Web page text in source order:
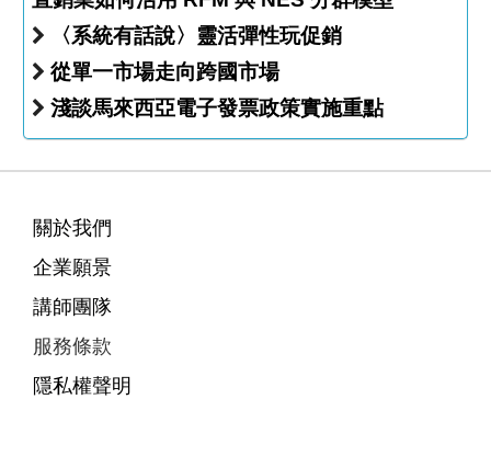
〈系統有話說〉靈活彈性玩促銷
從單一市場走向跨國市場
淺談馬來西亞電子發票政策實施重點
關於我們
企業願景
講師團隊
服務條款
隱私權聲明